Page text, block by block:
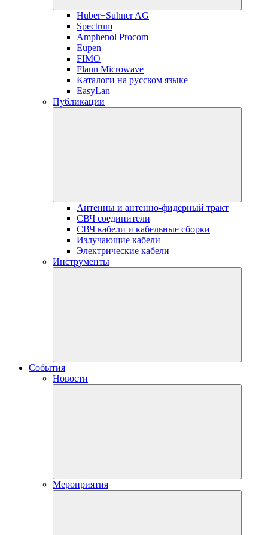
Huber+Suhner AG
Spectrum
Amphenol Procom
Eupen
FIMO
Flann Microwave
Каталоги на русском языке
EasyLan
Публикации
Антенны и антенно-фидерный тракт
СВЧ соединители
СВЧ кабели и кабельные сборки
Излучающие кабели
Электрические кабели
Инструменты
События
Новости
Мероприятия